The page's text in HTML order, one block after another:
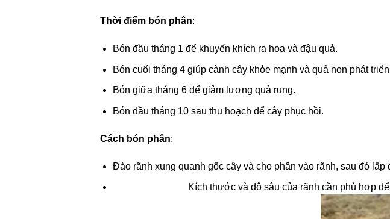
Thời điểm bón phân:
Bón đầu tháng 1 để khuyến khích ra hoa và đậu quả.
Bón cuối tháng 4 giúp cành cây khỏe mạnh và quả non phát triển
Bón giữa tháng 6 để giảm lượng quả rụng.
Bón đầu tháng 10 sau thu hoạch để cây phục hồi.
Cách bón phân:
Đào rãnh xung quanh gốc cây và cho phân vào rãnh, sau đó lấp
Kích thước và độ sâu của rãnh cần phù hợp